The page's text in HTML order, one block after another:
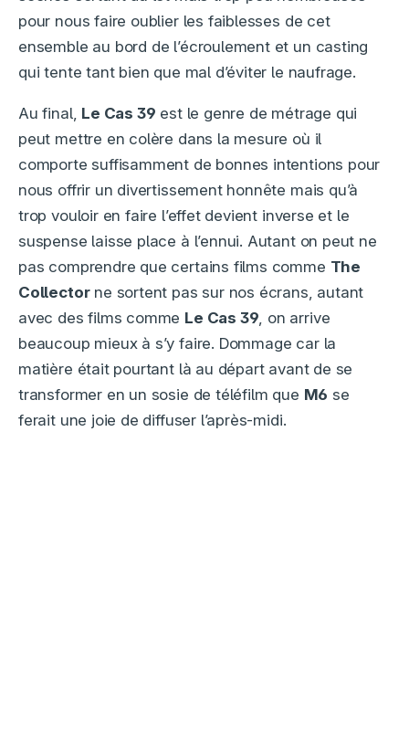
pour nous faire oublier les faiblesses de cet
ensemble au bord de l’écroulement et un casting
qui tente tant bien que mal d’éviter le naufrage.
Au final, Le Cas 39 est le genre de métrage qui
peut mettre en colère dans la mesure où il
comporte suffisamment de bonnes intentions pour
nous offrir un divertissement honnête mais qu’à
trop vouloir en faire l’effet devient inverse et le
suspense laisse place à l’ennui. Autant on peut ne
pas comprendre que certains films comme The
Collectorne sortent pas sur nos écrans, autant
avec des films comme Le Cas 39, on arrive
beaucoup mieux à s’y faire. Dommage car la
matière était pourtant là au départ avant de se
transformer en un sosie de téléfilm que M6 se
ferait une joie de diffuser l’après-midi.